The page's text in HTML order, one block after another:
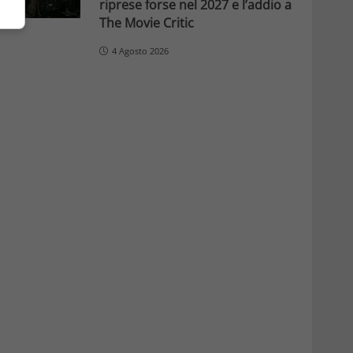
riprese forse nel 2027 e l’addio a
The Movie Critic
4 Agosto 2026